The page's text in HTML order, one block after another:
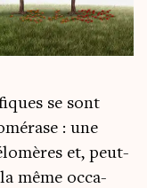
se sont
: une
et, peut-
même occa­